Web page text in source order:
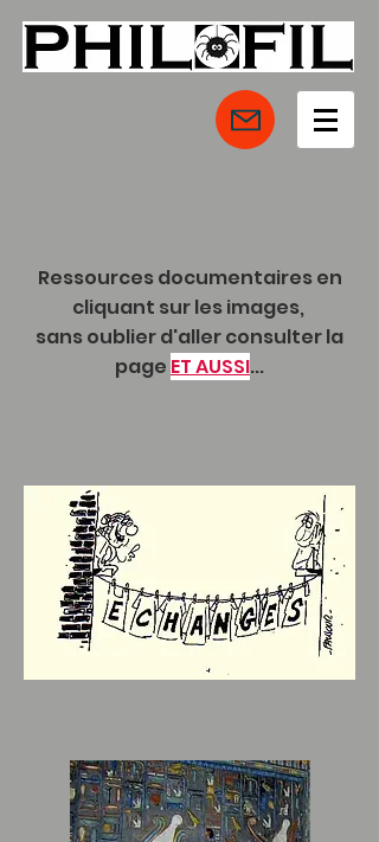
Ressources documentaires en
cliquant sur les images,
sans oublier d'aller consulter la
page ET AUSSI...